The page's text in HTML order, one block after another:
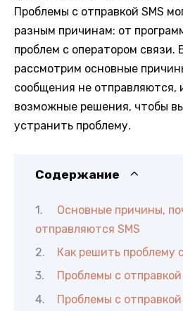
Проблемы с отправкой SMS
разным причинам: от
проблем с оператором связи.
рассмотрим основные
сообщения не отправляются,
возможные решения, чтобы
устранить проблему.
Содержание
Основные причины,
отправляются SMS
Как решить проблему
Проблемы с
Проблемы с